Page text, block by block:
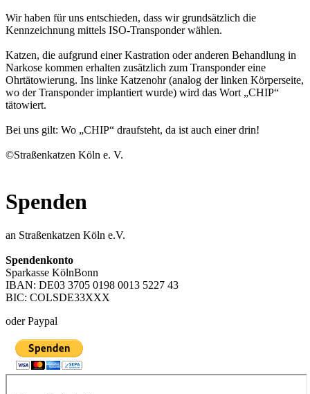
Wir haben für uns entschieden, dass wir grundsätzlich die
Kennzeichnung mittels ISO-Transponder wählen.
Katzen, die aufgrund einer Kastration oder anderen Behandlung in
Narkose kommen erhalten zusätzlich zum Transponder eine
Ohrtätowierung. Ins linke Katzenohr (analog der linken Körperseite,
wo der Transponder implantiert wurde) wird das Wort „CHIP“
tätowiert.
Bei uns gilt: Wo „CHIP“ draufsteht, da ist auch einer drin!
©Straßenkatzen Köln e. V.
Spenden
an Straßenkatzen Köln e.V.
Spendenkonto
Sparkasse KölnBonn
IBAN: DE03 3705 0198 0013 5227 43
BIC: COLSDE33XXX
oder Paypal